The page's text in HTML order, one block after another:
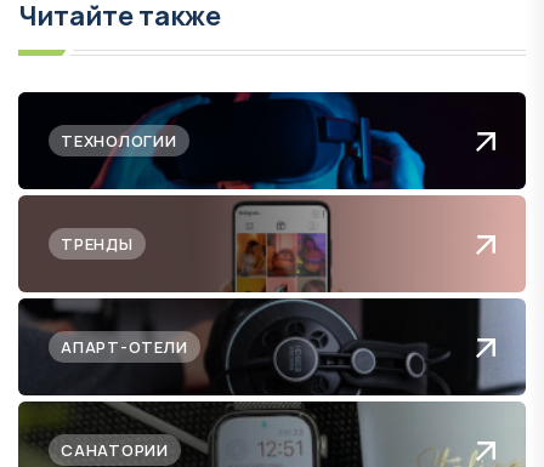
Читайте также
ТЕХНОЛОГИИ
ТРЕНДЫ
АПАРТ-ОТЕЛИ
САНАТОРИИ